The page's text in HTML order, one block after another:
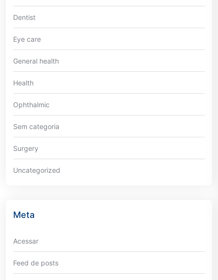
Dentist
Eye care
General health
Health
Ophthalmic
Sem categoria
Surgery
Uncategorized
Meta
Acessar
Feed de posts